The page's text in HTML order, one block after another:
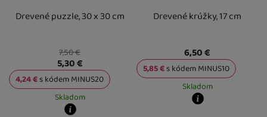
Drevené puzzle, 30 x 30 cm
7,50€
5,30€
4,24€s kódemMINUS20
Skladom
Drevené krúžky, 17 cm
6,50€
5,85€s kódemMINUS10
Skladom